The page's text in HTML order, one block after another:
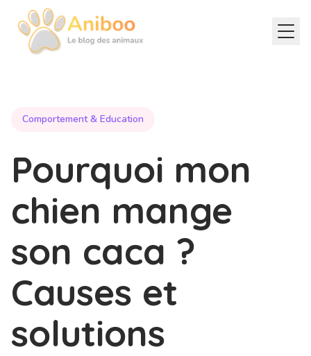
Comportement & Education
Pourquoi mon
chien mange
son caca ?
Causes et
solutions